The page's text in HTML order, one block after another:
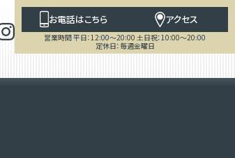
お電話はこちら アクセス
営業時間 平日：12:00～20:00 土日祝：10:00～20:00
定休日：毎週金曜日